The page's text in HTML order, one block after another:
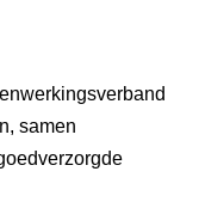
samen